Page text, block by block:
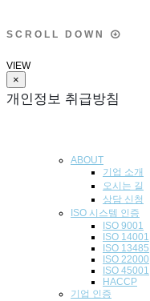
S C R O L L D O W N
VIEW
×
개인정보 취급방침
ABOUT
기업 소개
오시는 길
상담 신청
ISO 시스템 인 증
ISO 9001
ISO 14001
ISO 13485
ISO 22000
ISO 45001
HACCP
기업 인증